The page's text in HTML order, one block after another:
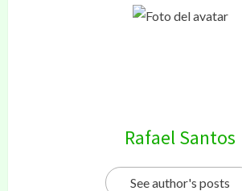
Rafael Santos
See author's posts